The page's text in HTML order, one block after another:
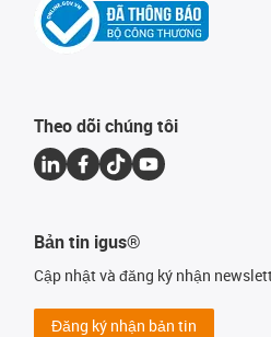
Theo dõi chúng tôi
Bản tin igus®
Cập nhật và đăng ký nhận
Đăng ký nhận bản tin